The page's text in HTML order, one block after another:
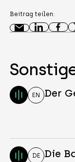
Beitrag teilen:
EN Der
DE Die